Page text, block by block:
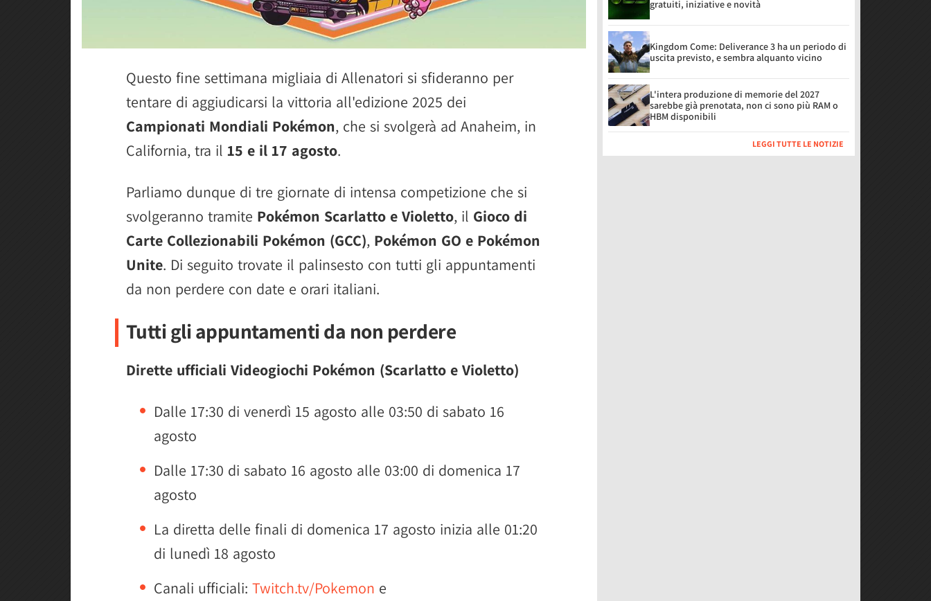
Questo fine settimana migliaia di Allenatori si sfideranno per
tentare di aggiudicarsi la vittoria all'edizione 2025 dei
Campionati Mondiali Pokémon, che si svolgerà ad Anaheim, in
California, tra il 15 e il 17 agosto.
Parliamo dunque di tre giornate di intensa competizione che si
svolgeranno tramite Pokémon Scarlatto e Violetto, il Gioco di
Carte Collezionabili Pokémon (GCC), Pokémon GO e Pokémon
Unite. Di seguito trovate il palinsesto con tutti gli appuntamenti
da non perdere con date e orari italiani.
Tutti gli appuntamenti da non perdere
Dirette ufficiali Videogiochi Pokémon (Scarlatto e Violetto)
Dalle 17:30 di venerdì 15 agosto alle 03:50 di sabato 16
agosto
Dalle 17:30 di sabato 16 agosto alle 03:00 di domenica 17
agosto
La diretta delle finali di domenica 17 agosto inizia alle 01:20
di lunedì 18 agosto
Canali ufficiali: Twitch.tv/Pokemon e
gratuiti, iniziative e novità
Kingdom Come: Deliverance 3 ha un periodo di
uscita previsto, e sembra alquanto vicino
L'intera produzione di memorie del 2027
sarebbe già prenotata, non ci sono più RAM o
HBM disponibili
LEGGI TUTTE LE NOTIZIE